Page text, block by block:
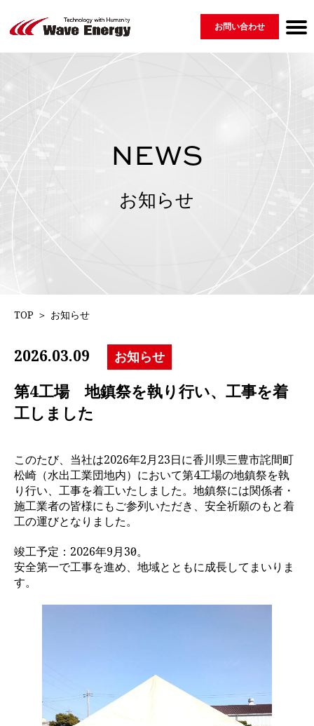
Wave Energyについて
製品紹介 ▾
お問い合わせ
NEWS
お知らせ
TOP ＞ お知らせ
2026.03.09 お知らせ
第4工場 地鎮祭を執り行い、工事を着
工しました
このたび、当社は2026年2月23日に香川県三豊市詫間町
松崎（水出工業団地内）において第4工場の地鎮祭を執
り行い、工事を着工いたしました。地鎮祭には関係者・
施工業者の皆様にもご参列いただき、安全祈願のもと着
工の運びとなりました。
竣工予定：2026年9月30日。
安全第一で工事を進め、地域とともに成長してまいりま
す。